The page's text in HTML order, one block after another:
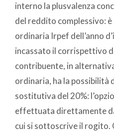
interno la plusvalenza
del reddito complessivo:
ordinaria Irpef dell’anno
incassato il corrispettivo
contribuente, in
ordinaria, ha la possibilità
sostitutiva del 20%:
effettuata direttamente
cui si sottoscrive il rogito.